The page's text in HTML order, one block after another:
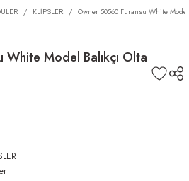
KLİPSLER Owner 50560 Furansu White
Model Balıkçı Olta